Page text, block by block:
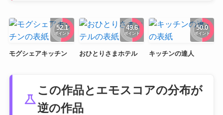
52.1
ポイント
モグシェアキッチン
49.6
ポイント
おひとりさまホテル
50.0
ポイント
キッチンの達人
science
この作品とエモスコアの分布が
逆の作品